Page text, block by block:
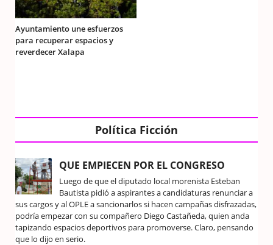
Ayuntamiento une esfuerzos
para recuperar espacios y
reverdecer Xalapa
Política Ficción
QUE EMPIECEN POR EL CONGRESO
Luego de que el diputado local morenista Esteban
Bautista pidió a aspirantes a candidaturas renunciar a
sus cargos y al OPLE a sancionarlos si hacen campañas disfrazadas,
podría empezar con su compañero Diego Castañeda, quien anda
tapizando espacios deportivos para promoverse. Claro, pensando
que lo dijo en serio.